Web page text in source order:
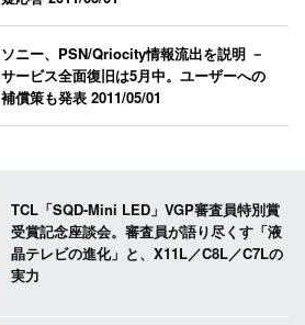
ソニー、PSN/Qriocity情報流出を説明 －
サービス全面復旧は5月中。ユーザーへの
補償策も発表2011/05/01
TCL「SQD-Mini LED」VGP審査員特別賞
受賞記念座談会。審査員が語り尽くす「液
晶テレビの進化」と、X11L／C8L／C7Lの
実力